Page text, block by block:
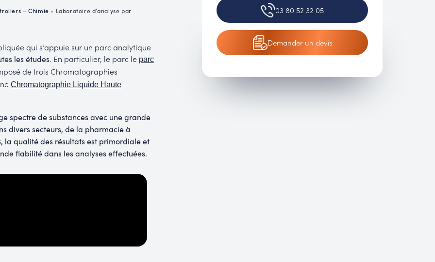
– Chimie • Laboratoire d’analyse par
qui s’appuie sur un parc analytique
les études. En particulier, le parc le parc
de trois Chromatographies
Chromatographie Liquide Haute
spectre de substances avec une grande
divers secteurs, de la pharmacie à
la qualité des résultats est primordiale et
fiabilité dans les analyses effectuées.
03 80 52 32 05
Demanderun devis